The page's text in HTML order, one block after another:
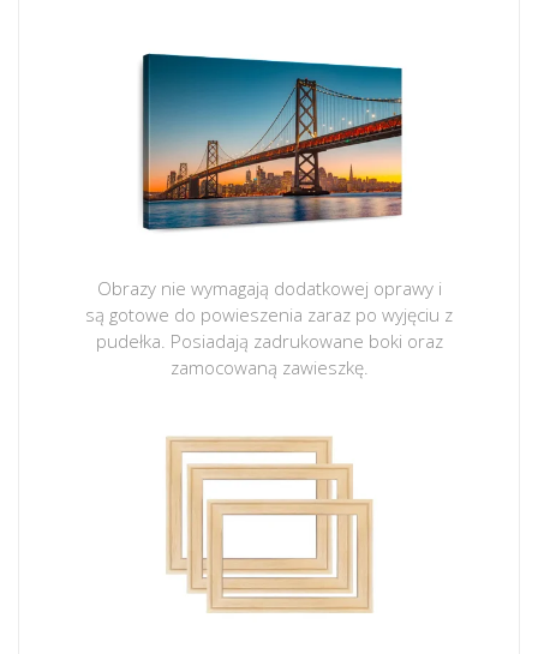
Obrazy nie wymagają dodatkowej oprawy i
są gotowe do powieszenia zaraz po wyjęciu z
pudełka. Posiadają zadrukowane boki oraz
zamocowaną zawieszkę.